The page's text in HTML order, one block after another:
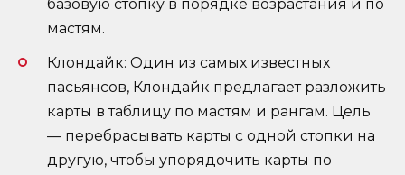
базовую стопку в порядке возрастания и по
мастям.
Клондайк: Один из самых известных
пасьянсов, Клондайк предлагает разложить
карты в таблицу по мастям и рангам. Цель
— перебрасывать карты с одной стопки на
другую, чтобы упорядочить карты по